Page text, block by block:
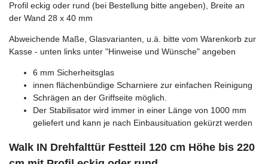
Profil eckig oder rund (bei Bestellung bitte angeben), Breite an
der Wand 28 x 40 mm
Abweichende Maße, Glasvarianten, u.ä. bitte vom Warenkorb zur
Kasse - unten links unter "Hinweise und Wünsche" angeben
6 mm Sicherheitsglas
innen flächenbündige Scharniere zur einfachen Reinigung
Schrägen an der Griffseite möglich.
Der Stabilisator wird immer in einer Länge von 1000 mm
geliefert und kann je nach Einbausituation gekürzt werden
Walk IN Drehfalttür Festteil 120 cm Höhe bis 220